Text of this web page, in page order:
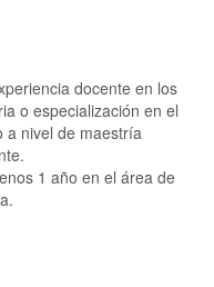
docente en los
o especialización en el
a nivel de maestría
1 año en el área de